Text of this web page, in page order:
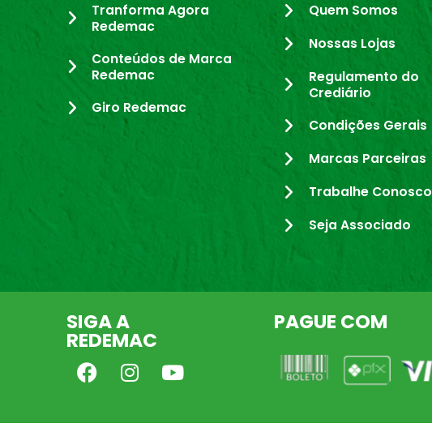
Tranforma Agora
Redemac
Conteúdos de Marca
Redemac
Giro Redemac
Quem Somos
Nossas Lojas
Regulamento do
Crediário
Condições Gerais
Marcas Parceiras
Trabalhe Conosco
Seja Associado
SIGA A
REDEMAC
PAGUE COM